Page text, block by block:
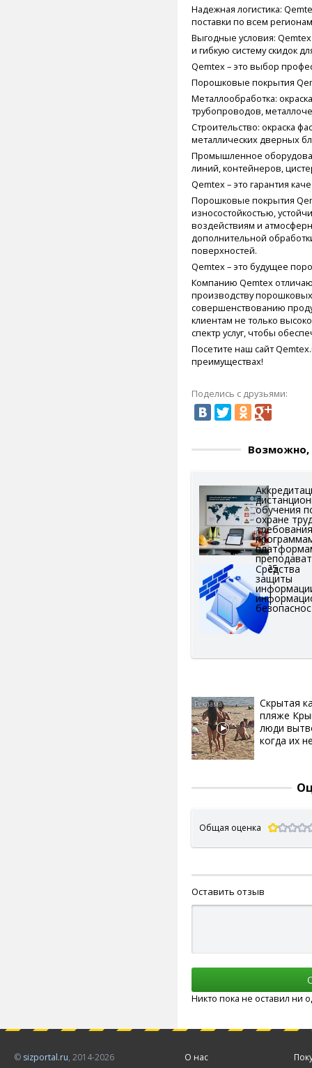
Надежная логистика:
поставки по всем
Выгодные условия:
и гибкую систему скидок
Qemtex – это выбор
Порошковые покрытия
Металлообработка:
трубопроводов,
Строительство: окраска
металлических дверных
Промышленное
линий, контейнеров,
Qemtex – это гарантия
Порошковые покрытия
износостойкостью,
воздействиям и
дополнительной
поверхностей.
Qemtex – это будущее
Компанию Qemtex
производству
совершенствованию
клиентам не только
спектр услуг, чтобы
Посетите наш сайт
преимуществах!
Поделись с друзьями:
Возможно,
обучения
охране
2025
Средства
защиты
Скрытая
пляже
люди
когда их
Общая оценка
Оставить отзыв
Никто пока не оставил ни
© sizportal.ru, 2014-2026
О нас